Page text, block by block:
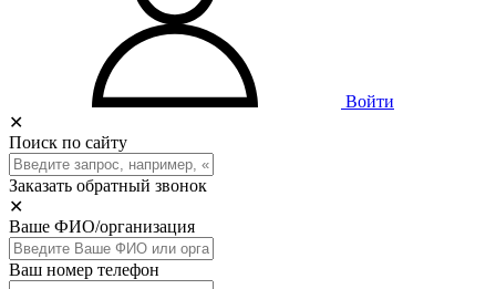
Войти
✕
Поиск по сайту
Заказать обратный звонок
✕
Ваше ФИО/организация
Ваш номер телефон